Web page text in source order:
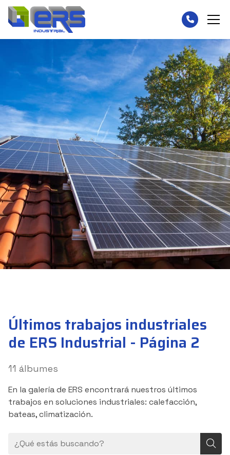
Últimos trabajos industriales
de ERS Industrial - Página 2
11 álbumes
En la galería de ERS encontrará nuestros últimos
trabajos en soluciones industriales: calefacción,
bateas, climatización.